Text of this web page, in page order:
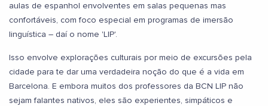
aulas de espanhol envolventes em salas pequenas mas
confortáveis, com foco especial em programas de imersão
linguística – daí o nome 'LIP'.
Isso envolve explorações culturais por meio de excursões pela
cidade para te dar uma verdadeira noção do que é a vida em
Barcelona. E embora muitos dos professores da BCN LIP não
sejam falantes nativos, eles são experientes, simpáticos e